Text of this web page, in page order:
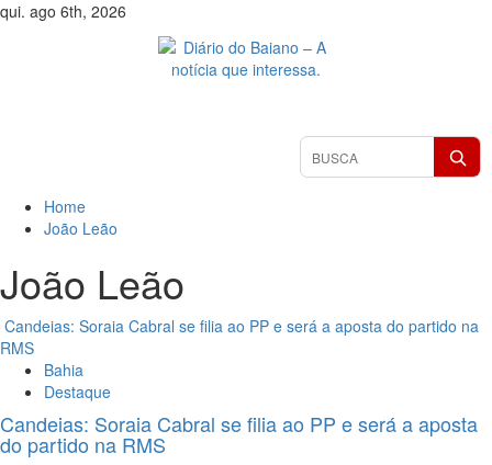
Skip
qui. ago 6th, 2026
Pesquisar
Home
João Leão
João Leão
Candeias: Soraia Cabral se filia ao PP e será a aposta do partido na
RMS
Bahia
Destaque
Candeias: Soraia Cabral se filia ao PP e será a aposta
do partido na RMS